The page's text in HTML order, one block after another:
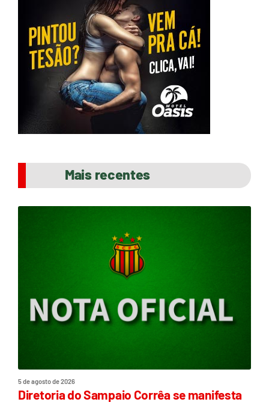
Mais recentes
5 de agosto de 2026
Diretoria do Sampaio Corrêa se manifesta